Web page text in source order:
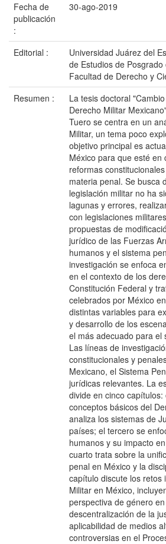
Fecha de
publicación
:
30-ago-2019
Editorial :
Universidad Juárez del
de Estudios de
Facultad de Derecho y
Resumen :
La tesis doctoral
Derecho Militar
Tuero se centra en un
Militar, un tema poco
objetivo principal es
México para que esté en
reformas
materia penal. Se busca
legislación militar no ha
lagunas y errores,
con legislaciones
propuestas de
jurídico de las Fuerzas
humanos y el sistema
investigación se enfoca
en el contexto de los
Constitución Federal y
celebrados por México
distintas variables para
y desarrollo de los
el más adecuado para el
Las líneas de
constitucionales y
Mexicano, el Sistema
jurídicas relevantes. La
divide en cinco
conceptos básicos del
analiza los sistemas de
países; el tercero se
humanos y su impacto
cuarto trata sobre la
penal en México y la
capítulo discute los retos
Militar en México,
perspectiva de género
descentralización de la
aplicabilidad de medios
controversias en el